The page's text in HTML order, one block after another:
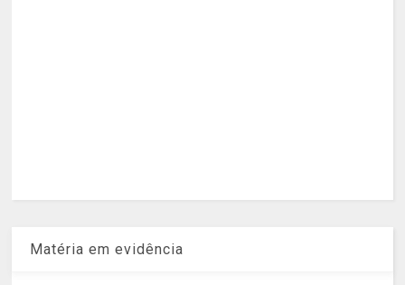
Matéria em evidência